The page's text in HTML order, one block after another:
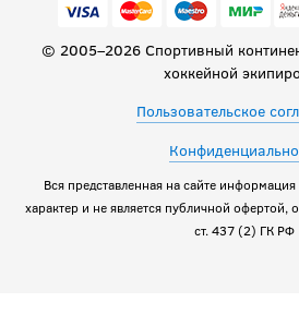
© 2005–2026 Спортивный
хоккейной
Пользовательское
Вся представленная на сайте
характер и не является публичной
ст. 437 (2) ГК РФ